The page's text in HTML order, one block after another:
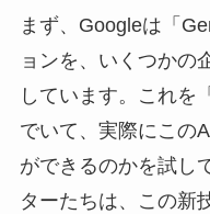
まず、Googleは「
ョンを、いくつかの
しています。これを
でいて、実際にこの
ができるのかを試し
ターたちは、この新